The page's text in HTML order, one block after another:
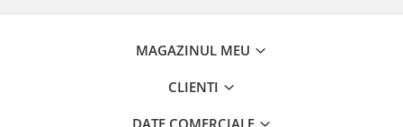
MAGAZINUL MEU
CLIENTI
DATE COMERCIALE